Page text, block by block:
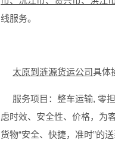
线服务。
太原到涟源货运公司具体
服务项目：整车运输, 零担
虑时效、安全性、价格，为
货物“安全、快捷，准时”的